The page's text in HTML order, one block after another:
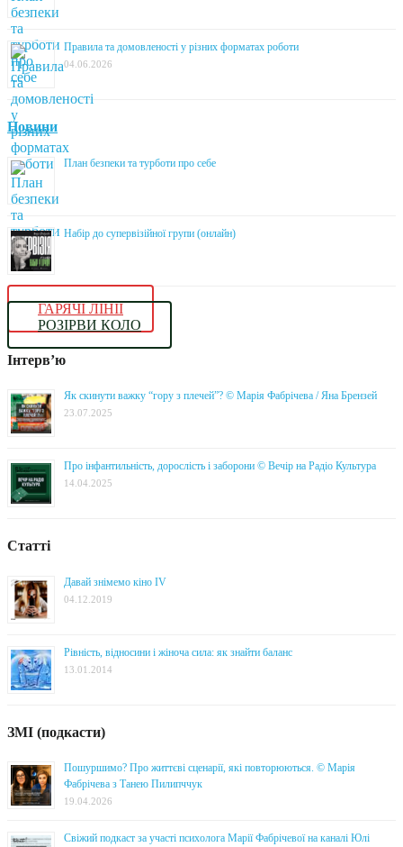
Правила та домовленості у різних форматах роботи
04.06.2026
Новини
План безпеки та турботи про себе
Набір до супервізійної групи (онлайн)
ГАРЯЧІ ЛІНІЇ
РОЗІРВИ КОЛО
Інтерв’ю
Як скинути важку “гору з плечей”? © Марія Фабрічева / Яна Брензей
23.07.2025
Про інфантильність, дорослість і заборони © Вечір на Радіо Культура
14.04.2025
Статті
Давай знімемо кіно IV
04.12.2019
Рівність, відносини і жіноча сила: як знайти баланс
13.01.2014
ЗМІ (подкасти)
Пошуршимо? Про життєві сценарії, які повторюються. © Марія
Фабрічева з Танею Пилипччук
19.04.2026
Свіжий подкаст за участі психолога Марії Фабрічевої на каналі Юлі